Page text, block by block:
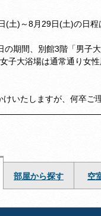
(土)～8月29日(土)の日
期間、別館3階「男子
子大浴場は通常通り女
いたしますが、何卒ご
部屋から探す 空